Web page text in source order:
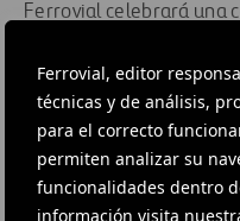
Ferrovial, editor
técnicas y de análisis,
para el correcto
permiten analizar su
funcionalidades dentro
información visita
Ferrovial celebrará una
de octubre a las 15:00
hacer clic aquípara
Relación con inversores
compañía.